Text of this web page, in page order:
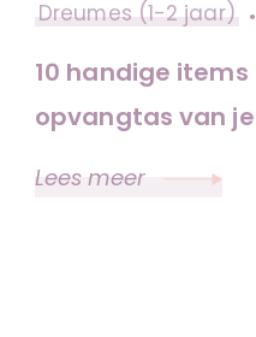
Dreumes (1-2 jaar)
10 handige
opvangtas van
Lees meer